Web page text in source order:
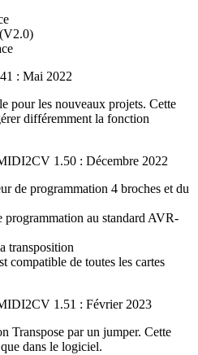
: Mai 2022
pour les nouveaux projets. Cette
différemment la fonction
1.50 : Décembre 2022
de programmation 4 broches et du
programmation au standard AVR-
transposition
compatible de toutes les cartes
1.51 : Février 2023
Transpose par un jumper. Cette
dans le logiciel.